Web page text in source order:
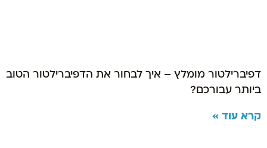
דפיברילטור מומלץ – איך לבחור את הדפיברילטור הטוב
ביותר עבורכם?
קרא עוד »